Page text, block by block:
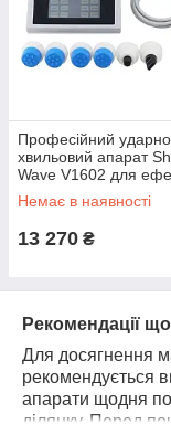
Професійний
хвильовий апарат
Wave V1602 для
зняття болю
Немає в наявності
13 270 ₴
Рекомендації
Для досягнення
рекомендується
апарати щодня
ділянку. Перед